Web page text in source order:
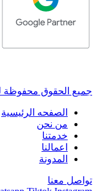
جميع الحقوق محفوظة
الصفحه الرئيسية
من نحن
خدمتنا
اعمالنا
المدونة
تواصل معنا